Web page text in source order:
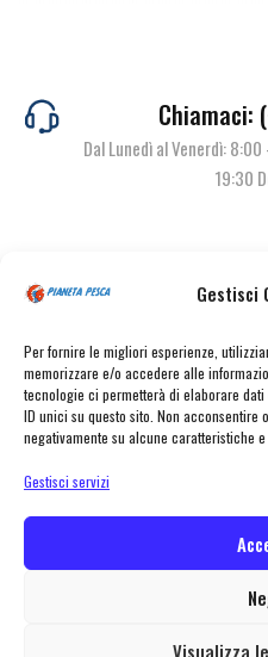
Gestisci
Per fornire le migliori esperienze,
memorizzare e/o accedere alle
tecnologie ci permetterà di elaborare
ID unici su questo sito. Non
negativamente su alcune caratteristiche e
Gestisci servizi
Visualizza
Chiamaci:
Dal Lunedì al Venerdì:
19:30
02141860367 | Tel. 059
created